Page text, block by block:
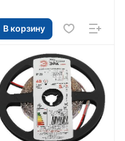
В корзину